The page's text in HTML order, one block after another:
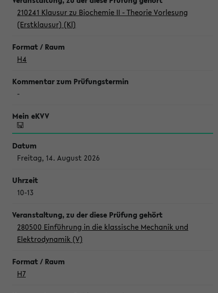
210241 Klausur zu Biochemie II - Theorie Vorlesung
(Erstklausur) (Kl)
H4
-
Freitag, 14. August 2026
10-13
280500 Einführung in die klassische Mechanik und
Elektrodynamik (V)
H7